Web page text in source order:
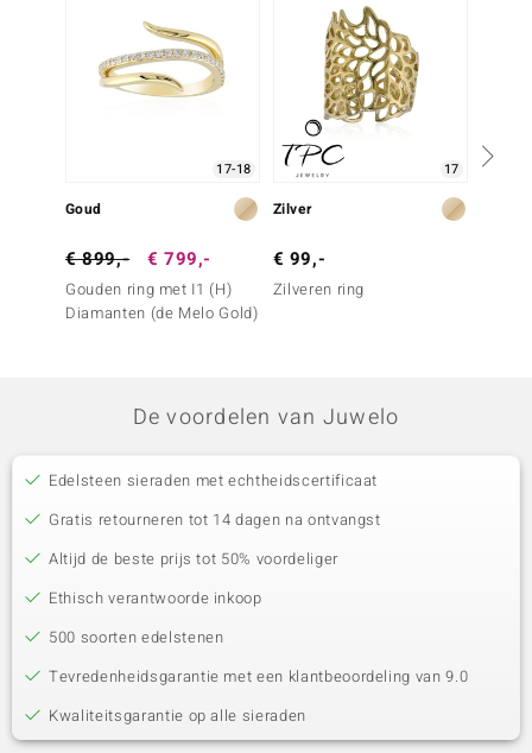
17-18
Goud
€ 899,- € 799,-
Gouden ring met I1 (H)
Diamanten (de Melo Gold)
17
Zilver
€ 99,-
Zilveren ring
De voordelen van Juwelo
Edelsteen sieraden met echtheidscertificaat
Gratis retourneren tot 14 dagen na ontvangst
Altijd de beste prijs tot 50% voordeliger
Ethisch verantwoorde inkoop
500 soorten edelstenen
Tevredenheidsgarantie met een klantbeoordeling van 9.0
Kwaliteitsgarantie op alle sieraden